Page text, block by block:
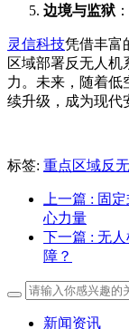
边境与监狱
灵信科技凭借丰富
区域部署反无人机
力。未来，随着低
续升级，成为现代
标签: 重点区域反
上一篇 : 固
心力量
下一篇 : 无
障？
新闻资讯